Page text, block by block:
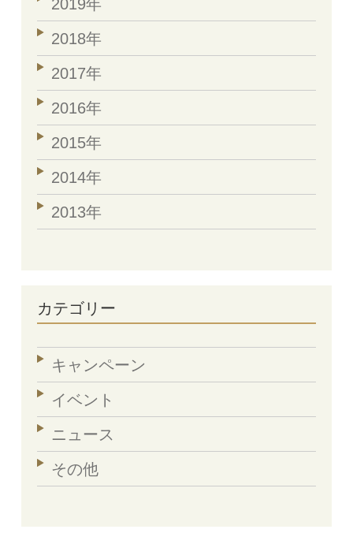
2019年
2018年
2017年
2016年
2015年
2014年
2013年
カテゴリー
キャンペーン
イベント
ニュース
その他